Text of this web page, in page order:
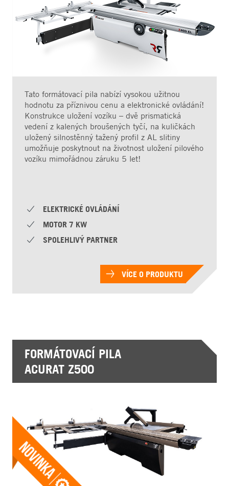
Tato formátovací pila nabízí vysokou užitnou
hodnotu za příznivou cenu a elektronické ovládání!
Konstrukce uložení vozíku – dvě prismatická
vedení z kalených broušených tyčí, na kuličkách
uložený silnostěnný tažený profil z AL slitiny
umožňuje poskytnout na životnost uložení pilového
vozíku mimořádnou záruku 5 let!
ELEKTRICKÉ OVLÁDÁNÍ
MOTOR 7 KW
SPOLEHLIVÝ PARTNER
VÍCE O PRODUKTU
FORMÁTOVACÍ PILA
ACURAT Z500